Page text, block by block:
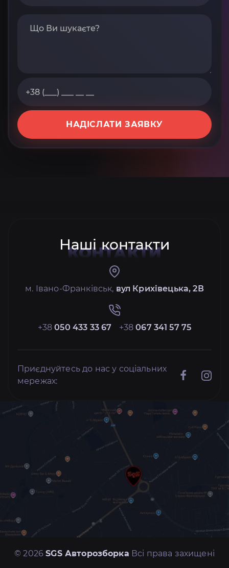
НАДІСЛАТИ ЗАЯВКУ
Наші контакти
КОНТАКТИ
м. Івано-Франківськ, вул Крихівецька, 2В
+38050 433 33 67 +38067 341 57 75
Приєднуйтесь до нас у соціальних
мережах:
© 2026SGS Авторозборка Всі права захищені